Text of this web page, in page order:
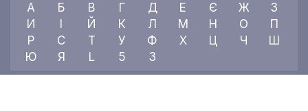
А Б В Г Д Е Є Ж
З
И
Й К Л М Н О
П
Р
С Т У Ф Х Ц Ч
Ш
Ю
Я L 5 3